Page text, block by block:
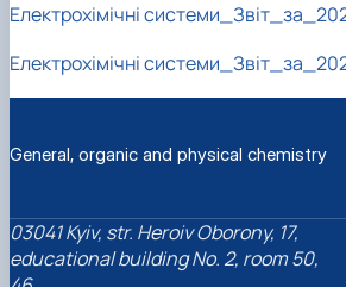
Електрохімічні
Електрохімічні
General, organic and physical chemistry
03041 Kyiv, str. Heroiv Oborony, 17,
educational building No. 2, room 50,